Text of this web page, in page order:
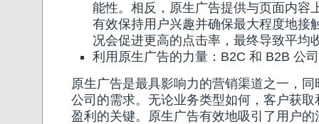
能性。相反，原生广告提供与页面内容
有效保持用户兴趣并确保最大程度地接
况会促进更高的点击率，最终导致平均
利用原生广告的力量：B2C 和 B2B 公
原生广告是最具影响力的营销渠道之一，
公司的需求。无论业务类型如何，客户获
盈利的关键。原生广告有效地吸引了用户